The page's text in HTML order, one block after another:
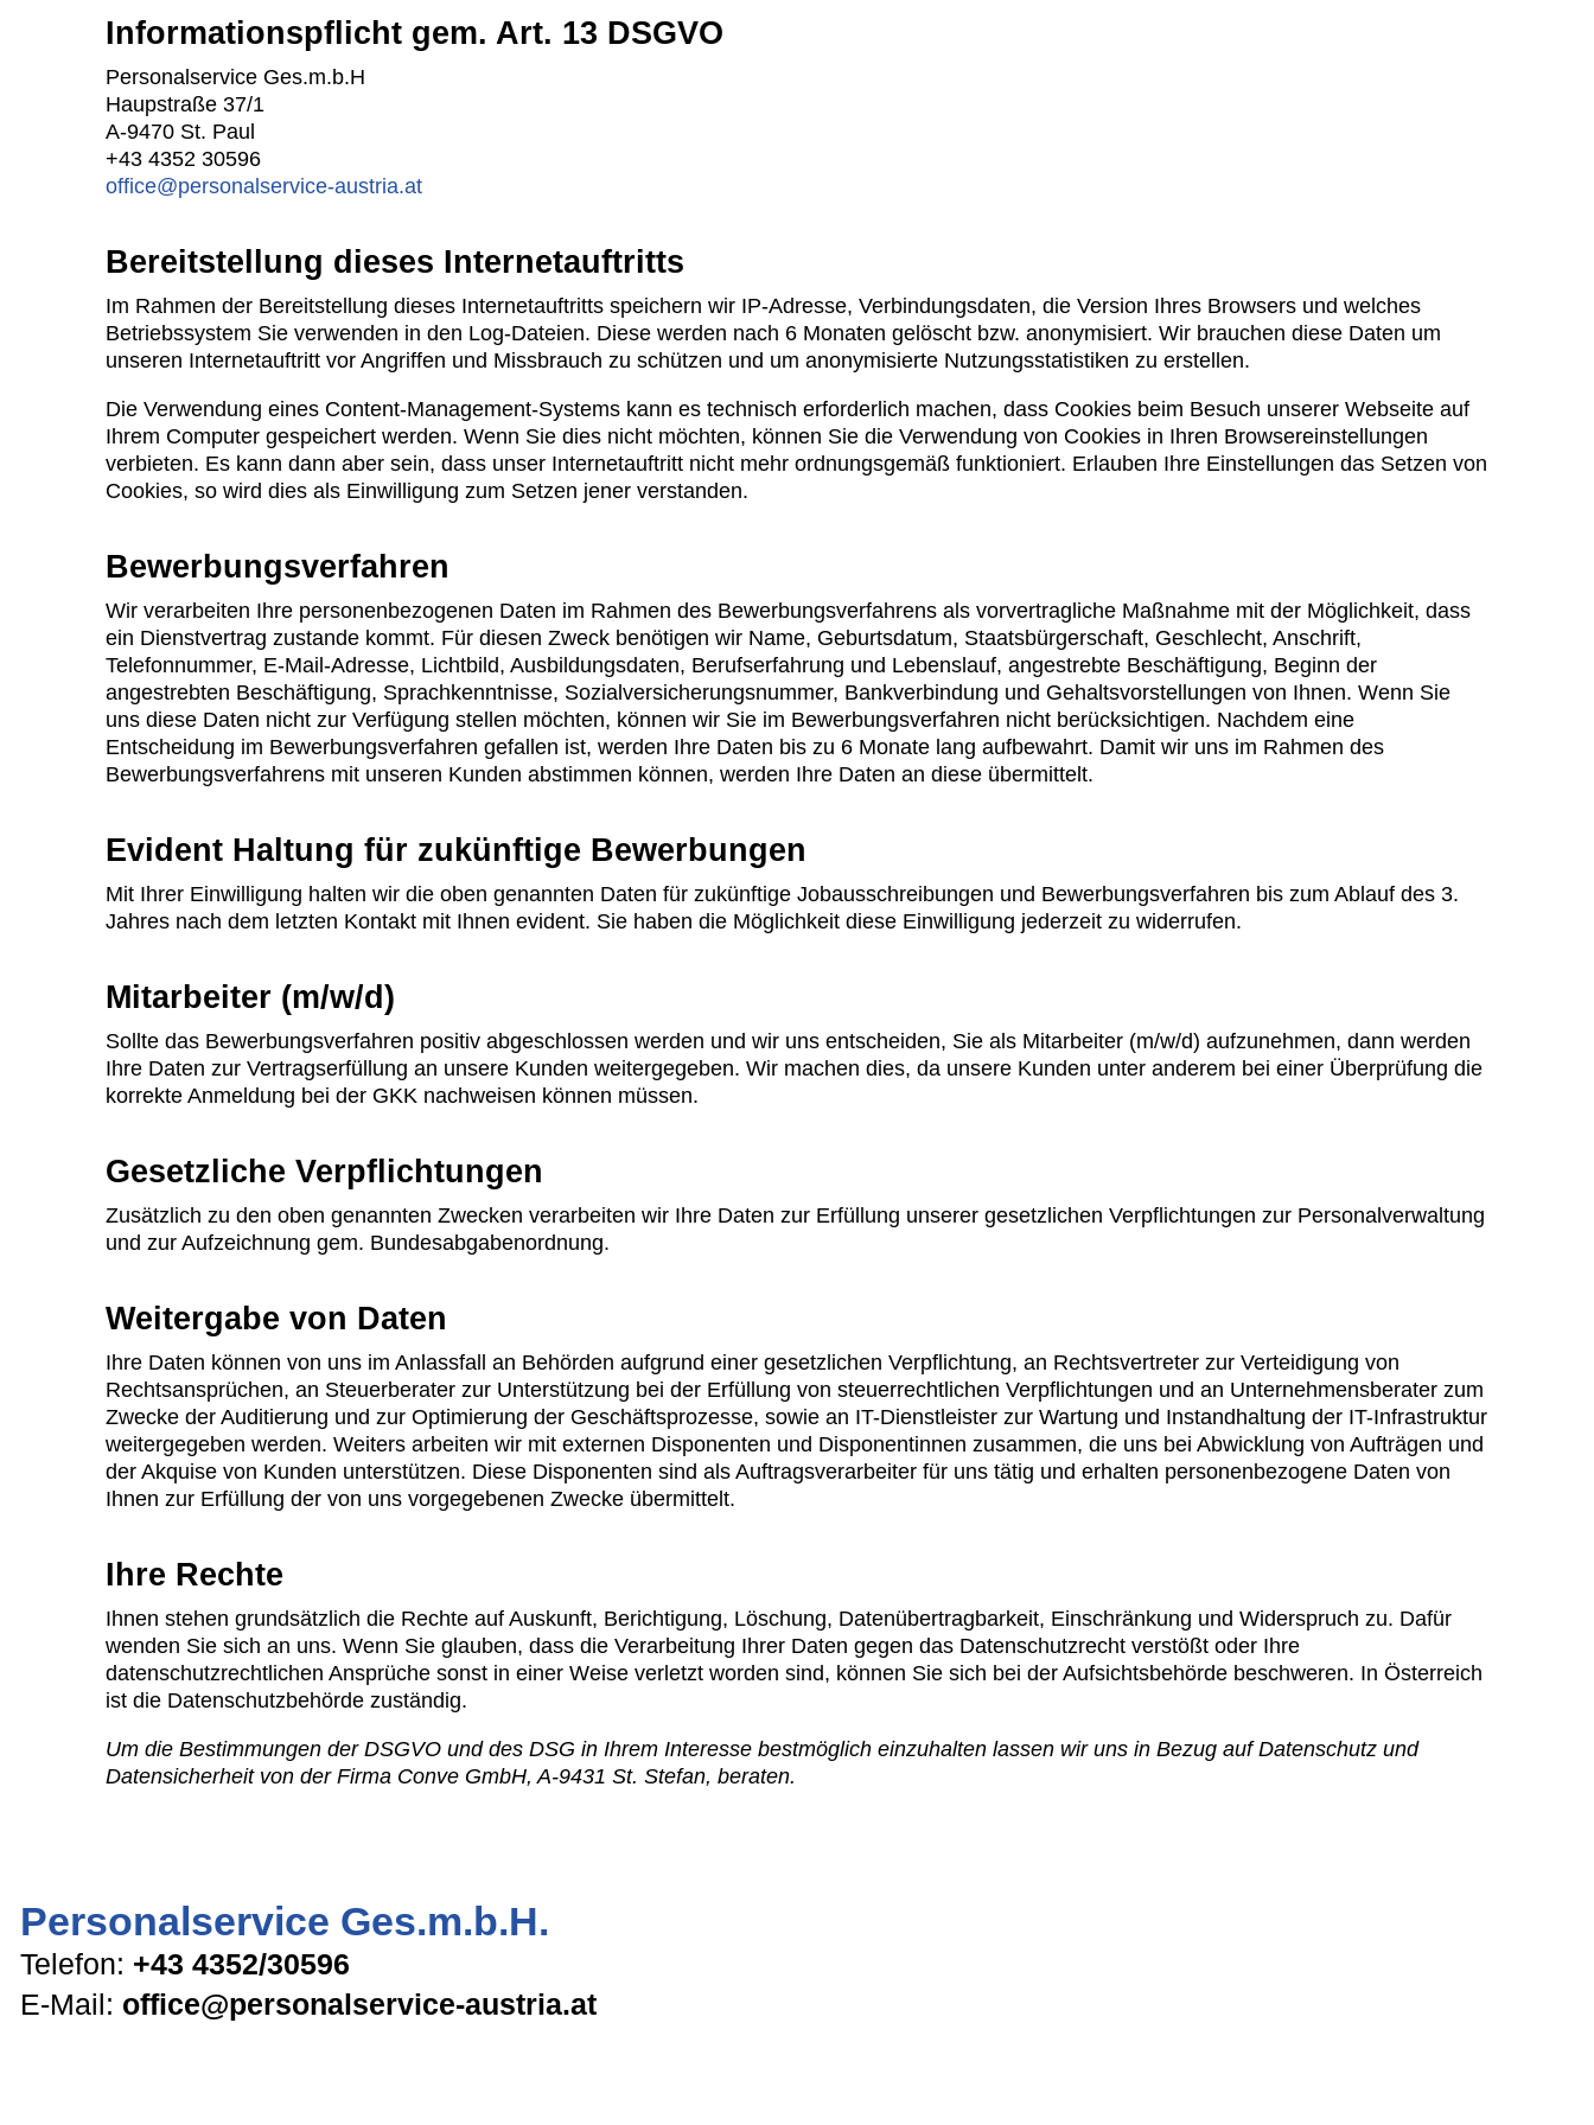
Informationspflicht gem. Art. 13 DSGVO
Personalservice Ges.m.b.H
Haupstraße 37/1
A-9470 St. Paul
+43 4352 30596
office@personalservice-austria.at
Bereitstellung dieses Internetauftritts
Im Rahmen der Bereitstellung dieses Internetauftritts speichern wir IP-Adresse, Verbindungsdaten, die Version Ihres Browsers und welches
Betriebssystem Sie verwenden in den Log-Dateien. Diese werden nach 6 Monaten gelöscht bzw. anonymisiert. Wir brauchen diese Daten um
unseren Internetauftritt vor Angriffen und Missbrauch zu schützen und um anonymisierte Nutzungsstatistiken zu erstellen.
Die Verwendung eines Content-Management-Systems kann es technisch erforderlich machen, dass Cookies beim Besuch unserer Webseite auf
Ihrem Computer gespeichert werden. Wenn Sie dies nicht möchten, können Sie die Verwendung von Cookies in Ihren Browsereinstellungen
verbieten. Es kann dann aber sein, dass unser Internetauftritt nicht mehr ordnungsgemäß funktioniert. Erlauben Ihre Einstellungen das Setzen von
Cookies, so wird dies als Einwilligung zum Setzen jener verstanden.
Bewerbungsverfahren
Wir verarbeiten Ihre personenbezogenen Daten im Rahmen des Bewerbungsverfahrens als vorvertragliche Maßnahme mit der Möglichkeit, dass
ein Dienstvertrag zustande kommt. Für diesen Zweck benötigen wir Name, Geburtsdatum, Staatsbürgerschaft, Geschlecht, Anschrift,
Telefonnummer, E-Mail-Adresse, Lichtbild, Ausbildungsdaten, Berufserfahrung und Lebenslauf, angestrebte Beschäftigung, Beginn der
angestrebten Beschäftigung, Sprachkenntnisse, Sozialversicherungsnummer, Bankverbindung und Gehaltsvorstellungen von Ihnen. Wenn Sie
uns diese Daten nicht zur Verfügung stellen möchten, können wir Sie im Bewerbungsverfahren nicht berücksichtigen. Nachdem eine
Entscheidung im Bewerbungsverfahren gefallen ist, werden Ihre Daten bis zu 6 Monate lang aufbewahrt. Damit wir uns im Rahmen des
Bewerbungsverfahrens mit unseren Kunden abstimmen können, werden Ihre Daten an diese übermittelt.
Evident Haltung für zukünftige Bewerbungen
Mit Ihrer Einwilligung halten wir die oben genannten Daten für zukünftige Jobausschreibungen und Bewerbungsverfahren bis zum Ablauf des 3.
Jahres nach dem letzten Kontakt mit Ihnen evident. Sie haben die Möglichkeit diese Einwilligung jederzeit zu widerrufen.
Mitarbeiter (m/w/d)
Sollte das Bewerbungsverfahren positiv abgeschlossen werden und wir uns entscheiden, Sie als Mitarbeiter (m/w/d) aufzunehmen, dann werden
Ihre Daten zur Vertragserfüllung an unsere Kunden weitergegeben. Wir machen dies, da unsere Kunden unter anderem bei einer Überprüfung die
korrekte Anmeldung bei der GKK nachweisen können müssen.
Gesetzliche Verpflichtungen
Zusätzlich zu den oben genannten Zwecken verarbeiten wir Ihre Daten zur Erfüllung unserer gesetzlichen Verpflichtungen zur Personalverwaltung
und zur Aufzeichnung gem. Bundesabgabenordnung.
Weitergabe von Daten
Ihre Daten können von uns im Anlassfall an Behörden aufgrund einer gesetzlichen Verpflichtung, an Rechtsvertreter zur Verteidigung von
Rechtsansprüchen, an Steuerberater zur Unterstützung bei der Erfüllung von steuerrechtlichen Verpflichtungen und an Unternehmensberater zum
Zwecke der Auditierung und zur Optimierung der Geschäftsprozesse, sowie an IT-Dienstleister zur Wartung und Instandhaltung der IT-Infrastruktur
weitergegeben werden. Weiters arbeiten wir mit externen Disponenten und Disponentinnen zusammen, die uns bei Abwicklung von Aufträgen und
der Akquise von Kunden unterstützen. Diese Disponenten sind als Auftragsverarbeiter für uns tätig und erhalten personenbezogene Daten von
Ihnen zur Erfüllung der von uns vorgegebenen Zwecke übermittelt.
Ihre Rechte
Ihnen stehen grundsätzlich die Rechte auf Auskunft, Berichtigung, Löschung, Datenübertragbarkeit, Einschränkung und Widerspruch zu. Dafür
wenden Sie sich an uns. Wenn Sie glauben, dass die Verarbeitung Ihrer Daten gegen das Datenschutzrecht verstößt oder Ihre
datenschutzrechtlichen Ansprüche sonst in einer Weise verletzt worden sind, können Sie sich bei der Aufsichtsbehörde beschweren. In Österreich
ist die Datenschutzbehörde zuständig.
Um die Bestimmungen der DSGVO und des DSG in Ihrem Interesse bestmöglich einzuhalten lassen wir uns in Bezug auf Datenschutz und
Datensicherheit von der Firma Conve GmbH, A-9431 St. Stefan, beraten.
Personalservice Ges.m.b.H.
Telefon: +43 4352/30596
E-Mail: office@personalservice-austria.at